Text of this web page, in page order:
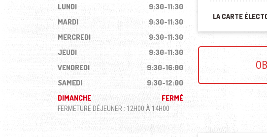
LA CARTE
LUNDI
9:30-11:30
MARDI
9:30-11:30
MERCREDI
9:30-11:30
JEUDI
9:30-11:30
VENDREDI
9:30-16:00
SAMEDI
9:30-12:00
DIMANCHE
FERMÉ
FERMETURE DÉJEUNER : 12H00 À 14H00